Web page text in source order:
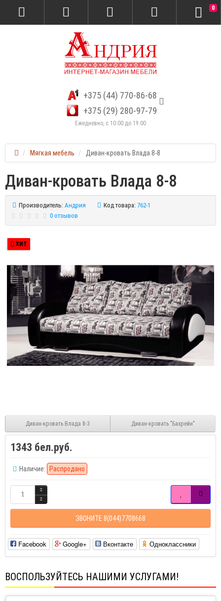
+375 (44) 770-86-68
+375 (29) 280-97-79
Ежедневно, с 10:00 до 19:00
0
Мягкая мебель Диван-кровать Влада 8-8
Диван-кровать Влада 8-8
Производитель: Андрия Код товара: 762-1
0 отзывов
ХИТ
Диван-кровать Влада 8-3 Диван-кровать "Бахрейн"
1343 бел.руб.
Наличие: Распродано
ЗВОНИТЕ 8(044)7708668
Facebook Google+ Вконтакте Одноклассники
ВОСПОЛЬЗУЙТЕСЬ НАШИМИ УСЛУГАМИ!